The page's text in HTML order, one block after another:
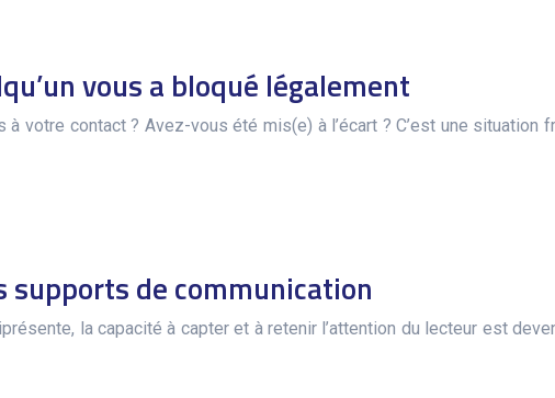
vous a bloqué légalement
votre contact ? Avez-vous été mis(e) à l’écart ? C’est une situation
de communication
la capacité à capter et à retenir l’attention du lecteur est